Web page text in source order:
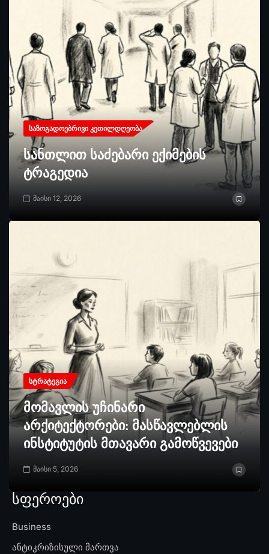
ᲡᲐᲖᲝᲒᲐᲓᲝᲔᲑᲠᲘᲕᲘ ᲙᲔᲗᲘᲚᲓᲦᲔᲝᲑᲐ
სანთლით საძებარი ექიმების
ტრაგედია
მაისი 12, 2026
ᲡᲢᲠᲐᲢᲔᲒᲘᲐ
მომავლის უჩინარი
არქიტექტორები: მასწავლებლის
ინსტიტუტის მთავარი გამოწვევები
მაისი 5, 2026
სფეროები
Business
ანტიკრიზისული მართვა